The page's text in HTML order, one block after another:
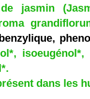
jasmin
dans les